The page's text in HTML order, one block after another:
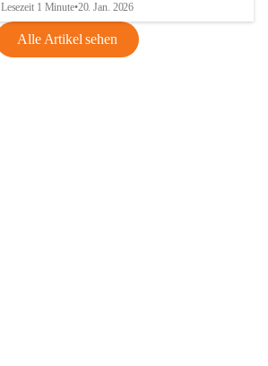
Lesezeit 1 Minute•20. Jan. 2026
Alle Artikel sehen